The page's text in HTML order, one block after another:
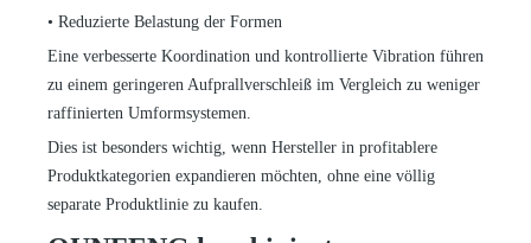
• Reduzierte Belastung der Formen
Eine verbesserte Koordination und kontrollierte Vibration führen
zu einem geringeren Aufprallverschleiß im Vergleich zu weniger
raffinierten Umformsystemen.
Dies ist besonders wichtig, wenn Hersteller in profitablere
Produktkategorien expandieren möchten, ohne eine völlig
separate Produktlinie zu kaufen.